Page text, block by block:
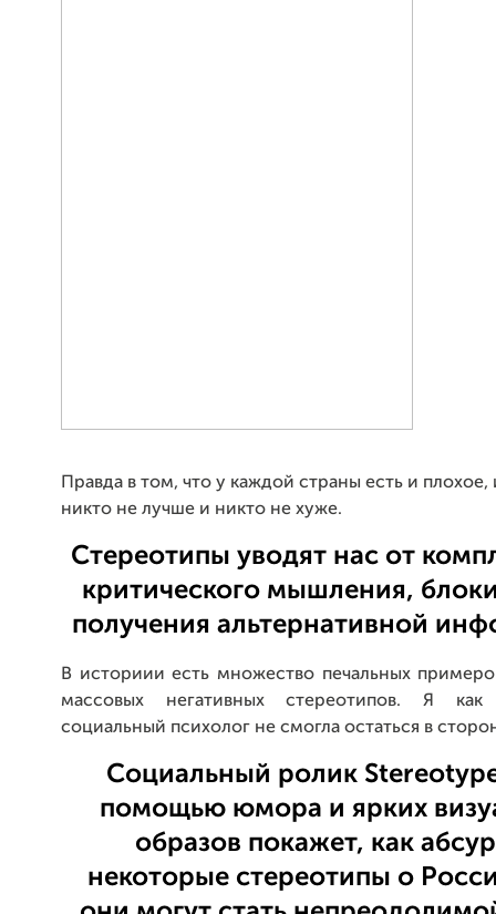
Правда в том, что у каждой страны есть и
никто не лучше и никто не хуже.
Cтереотипы уводят нас от
критического мышления,
получения альтернативной
В историии есть множество печальных
массовых негативных стереотипов. Я
социальный психолог не смогла остаться в
Cоциальный ролик
помощью юмора и ярких
образов покажет, как
некоторые стереотипы о